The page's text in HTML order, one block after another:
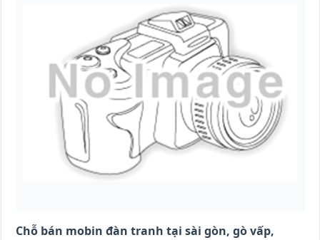
Chỗ bán mobin đàn tranh tại sài gòn, gò vấp,